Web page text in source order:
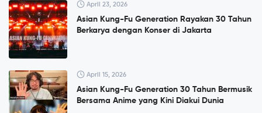
April 23, 2026
Asian Kung-Fu Generation Rayakan 30 Tahun
Berkarya dengan Konser di Jakarta
April 15, 2026
Asian Kung-Fu Generation 30 Tahun Bermusik
Bersama Anime yang Kini Diakui Dunia